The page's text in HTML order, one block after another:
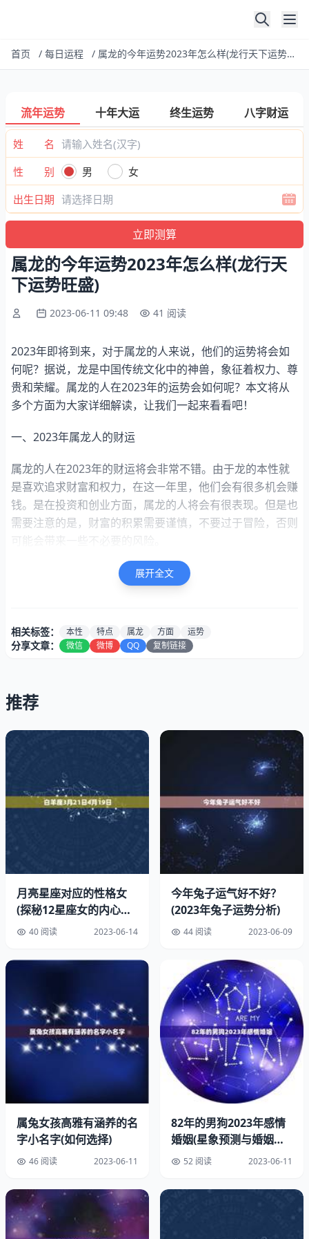
首页 / 每日运程 / 属龙的今年运势2023年怎么样(龙行天下运势旺盛)
流年运势 十年大运 终生运势 八字财运
姓 名
性 别
男
女
出生日期
属龙的今年运势2023年怎么样(龙行天
下运势旺盛)
2023-06-11 09:48 41 阅读
2023年即将到来，对于属龙的人来说，他们的运势将会如
何呢？据说，龙是中国传统文化中的神兽，象征着权力、尊
贵和荣耀。属龙的人在2023年的运势会如何呢？本文将从
多个方面为大家详细解读，让我们一起来看看吧！
一、2023年属龙人的财运
属龙的人在2023年的财运将会非常不错。由于龙的本性就
是喜欢追求财富和权力，在这一年里，他们会有很多机会赚
钱。是在投资和创业方面，属龙的人将会有很表现。但是也
需要注意的是，财富的积累需要谨慎，不要过于冒险，否则
可能会带来一些不必要的风险。
二、2023年属龙人的事业运
些特点。属龙的人在这一年里会有很多机会，可以通过自己
三、2023年属龙人的感情运
在感情方面，属龙的人在2023年也将会有很运势。由于龙
的本性是热情、浪漫和有魅力的，在恋爱和婚姻方面也会表
现出这些特点。属龙的人在这一年里会有很多机会，可以结
识到很多有趣的人，也可以找到自己心仪的对象。但是也需
要注意的是，不要过于冲动和轻率，要慎重选择自己的伴
侣，才能有一个美未来。
四、2023年属龙人的健康运
在健康方面，属龙的人在2023年也需要注意。由于龙的本
性是活力充沛、精力旺盛的，在身体方面也会表现出这些特
点。但是也需要注意的是，不要过于疲劳和过度消耗自己的
展开全文
相关标签： 本性 特点 属龙 方面 运势
分享文章： 微信 微博 QQ 复制链接
推荐
月亮星座对应的性格女
(探秘12星座女的内心世
界)40 阅读 2023-06-14
今年兔子运气好不好？
(2023年兔子运势分析)
44 阅读 2023-06-09
属兔女孩高雅有涵养的名
字小名字(如何选择)
46 阅读 2023-06-11
82年的男狗2023年感情
婚姻(星象预测与婚姻建
议)52 阅读 2023-06-11